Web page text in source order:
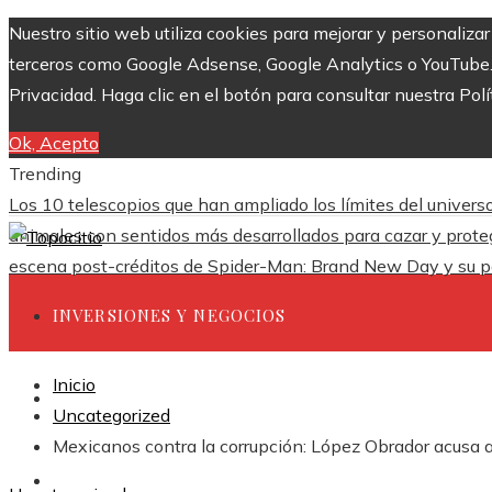
Nuestro sitio web utiliza cookies para mejorar y
terceros como Google Adsense, Google Analytics o
Privacidad. Haga clic en el botón para consultar nuestra
Ok, Acepto
Trending
Los 10 telescopios que han ampliado los límites del
animales con sentidos más desarrollados para cazar y
escena post-créditos de Spider-Man: Brand New Day y su
INVERSIONES Y NEGOCIOS
CIENCIA Y TECNOLOGÍA
Inicio
Uncategorized
Mexicanos contra la corrupción: López Obrador